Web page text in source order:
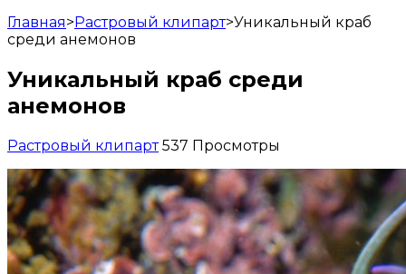
Главная>Растровый клипарт>Уникальный краб
среди анемонов
Уникальный краб среди
анемонов
Растровый клипарт 537 Просмотры